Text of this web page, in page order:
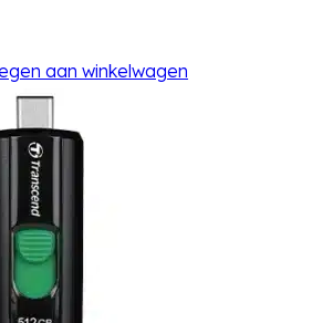
aan winkelwagen